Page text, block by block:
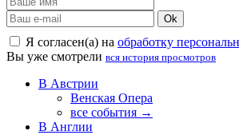
Ok
Я согласен(а) на обработку
Вы уже смотрели вся история просмотров
В Австрии
Венская Опера
все события →
В Англии